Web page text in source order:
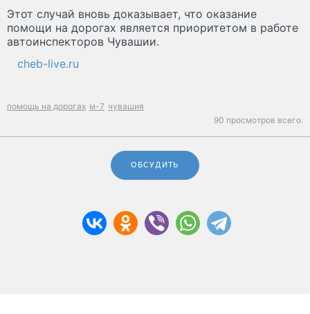
Этот случай вновь доказывает, что оказание
помощи на дорогах является приоритетом в работе
автоинспекторов Чувашии.
cheb-live.ru
помощь на дорогах м-7 чувашия
90 просмотров всего.
ОБСУДИТЬ